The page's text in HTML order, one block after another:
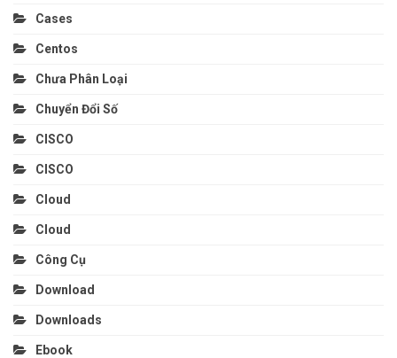
Cases
Centos
Chưa Phân Loại
Chuyển Đổi Số
CISCO
CISCO
Cloud
Cloud
Công Cụ
Download
Downloads
Ebook